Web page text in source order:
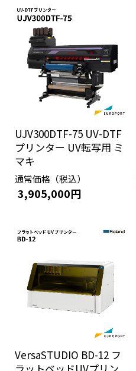
UJV300DTF-75 UV-DTF
プリンター UV転写用 ミ
マキ
通常価格（税込）
3,905,000円
VersaSTUDIO BD-12 フ